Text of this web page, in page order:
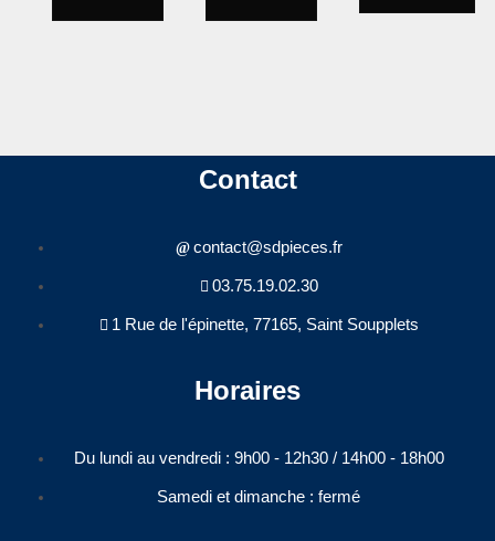
Contact
contact@sdpieces.fr
03.75.19.02.30
1 Rue de l'épinette, 77165, Saint Soupplets
Horaires
Du lundi au vendredi : 9h00 - 12h30 / 14h00 - 18h00​
Samedi et dimanche : fermé